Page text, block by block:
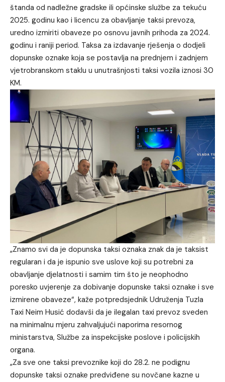
štanda od nadležne gradske ili općinske službe za tekuću
2025. godinu kao i licencu za obavljanje taksi prevoza,
uredno izmiriti obaveze po osnovu javnih prihoda za 2024.
godinu i raniji period. Taksa za izdavanje rješenja o dodjeli
dopunske oznake koja se postavlja na prednjem i zadnjem
vjetrobranskom staklu u unutrašnjosti taksi vozila iznosi 30
KM.
„Znamo svi da je dopunska taksi oznaka znak da je taksist
regularan i da je ispunio sve uslove koji su potrebni za
obavljanje djelatnosti i samim tim što je neophodno
poresko uvjerenje za dobivanje dopunske taksi oznake i sve
izmirene obaveze“, kaže potpredsjednik Udruženja Tuzla
Taxi Neim Husić dodavši da je ilegalan taxi prevoz sveden
na minimalnu mjeru zahvaljujući naporima resornog
ministarstva, Službe za inspekcijske poslove i policijskih
organa.
„Za sve one taksi prevoznike koji do 28.2. ne podignu
dopunske taksi oznake predviđene su novčane kazne u